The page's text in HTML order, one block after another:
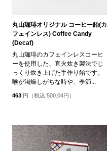
丸山珈琲オリジナル コーヒー飴(カ
フェインレス) Coffee Candy
(Decaf)
丸山珈琲のカフェインレスコーヒ
ーを使用した、直火炊き製法でじ
っくり炊き上げた手作り飴です。
喉が渇燥しがちな時や、季節...
463 円（税込:500.04円）